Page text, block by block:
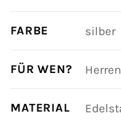
FARBE silber
FÜR WEN? Herren
MATERIAL